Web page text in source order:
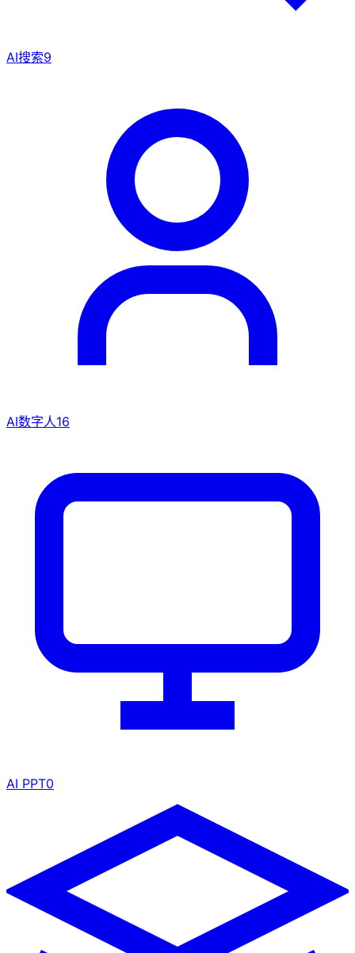
AI搜索9
AI数字人16
AI PPT0